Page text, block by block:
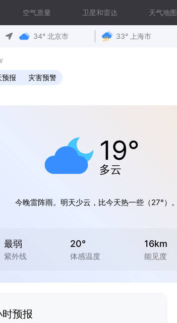
空气质量 卫星和雷达 天气地图
34° 北京市 33° 上海市
报 灾害预警
19°
多云
今晚雷阵雨。明天少云，比今天热一些（27°）。
最弱
紫外线
20°
体感温度
16km
能见度
预报